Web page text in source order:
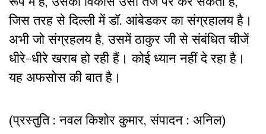
जिस तरह से दिल्ली में डॉ. आंबेडकर का संग्रहालय है।
अभी जो संग्रहलय है, उसमें ठाकुर जी से संबंधित चीजें
धीरे-धीरे खराब हो रही हैं। कोई ध्यान नहीं दे रहा है।
यह अफसोस की बात है।
(प्रस्तुति : नवल किशोर कुमार, संपादन : अनिल)